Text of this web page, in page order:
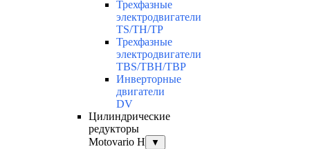
Трехфазные
электродвигатели
TS/TH/TP
Трехфазные
электродвигатели
TBS/TBH/TBP
Инверторные
двигатели
DV
Цилиндрические
редукторы
Motovario H
▼